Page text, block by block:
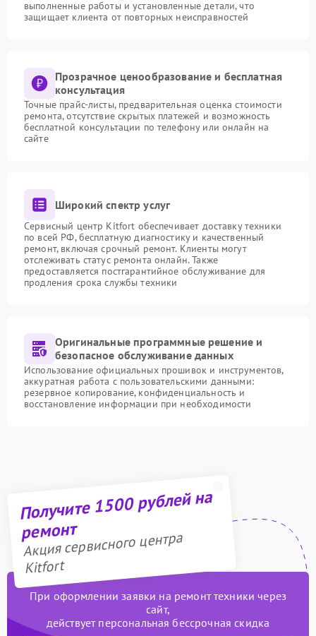
выполненные работы и установленные детали, что
защищает клиента от повторных неисправностей
Прозрачное ценообразование и бесплатная
консультация
Точные прайс-листы, предварительная оценка стоимости
ремонта, отсутствие скрытых платежей и возможность
бесплатной консультации по телефону или онлайн на
сайте
Широкий спектр услуг
Сервисный центр Kitfort обеспечивает доставку техники
по всей РФ, бесплатную диагностику и качественный
ремонт, включая срочный ремонт. Клиенты могут
отслеживать статус ремонта онлайн. Также
предоставляется постгарантийное обслуживание для
продления срока службы техники
Оригинальные программные решение и
безопасное обслуживание данных
Использование официальных прошивок и инструментов,
аккуратная работа с пользовательскими данными:
резервное копирование, конфиденциальность и
восстановление информации при необходимости
Получите 1500 рублей на
ремонт
Акция сервисного центра
Kitfort
При оформлении заявки на ремонт техники через
сайт,
действует персональная бессрочная скидка